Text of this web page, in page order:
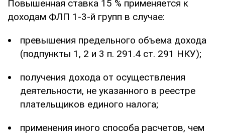
Повышенная ставка 15 % применяется к
доходам ФЛП 1-3-й групп в случае:
превышения предельного объема дохода
(подпункты 1, 2 и 3 п. 291.4 ст. 291 НКУ);
получения дохода от осуществления
деятельности, не указанного в реестре
плательщиков единого налога;
применения иного способа расчетов, чем